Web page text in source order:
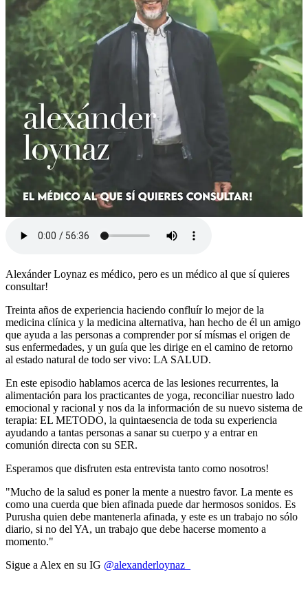
Alexánder Loynaz es médico, pero es un médico al que sí quieres
consultar!
Treinta años de experiencia haciendo confluír lo mejor de la
medicina clínica y la medicina alternativa, han hecho de él un amigo
que ayuda a las personas a comprender por sí mísmas el origen de
sus enfermedades, y un guía que les dirige en el camino de retorno
al estado natural de todo ser vivo: LA SALUD.
En este episodio hablamos acerca de las lesiones recurrentes, la
alimentación para los practicantes de yoga, reconciliar nuestro lado
emocional y racional y nos da la información de su nuevo sistema de
terapia: EL METODO, la quintaesencia de toda su experiencia
ayudando a tantas personas a sanar su cuerpo y a entrar en
comunión directa con su SER.
Esperamos que disfruten esta entrevista tanto como nosotros!
"Mucho de la salud es poner la mente a nuestro favor. La mente es
como una cuerda que bien afinada puede dar hermosos sonidos. Es
Purusha quien debe mantenerla afinada, y este es un trabajo no sólo
diario, si no del YA, un trabajo que debe hacerse momento a
momento."
Sigue a Alex en su IG @alexanderloynaz_